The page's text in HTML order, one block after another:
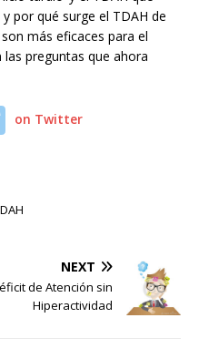
por qué surge el TDAH de
más eficaces para el
las preguntas que ahora
on Twitter
NEXT
de Atención sin
Hiperactividad